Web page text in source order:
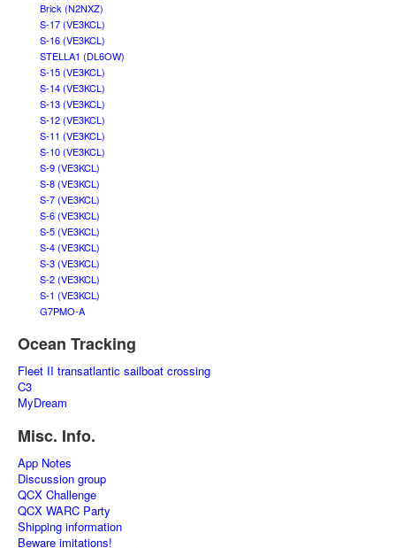
Brick (N2NXZ)
S-17 (VE3KCL)
S-16 (VE3KCL)
STELLA1 (DL6OW)
S-15 (VE3KCL)
S-14 (VE3KCL)
S-13 (VE3KCL)
S-12 (VE3KCL)
S-11 (VE3KCL)
S-10 (VE3KCL)
S-9 (VE3KCL)
S-8 (VE3KCL)
S-7 (VE3KCL)
S-6 (VE3KCL)
S-5 (VE3KCL)
S-4 (VE3KCL)
S-3 (VE3KCL)
S-2 (VE3KCL)
S-1 (VE3KCL)
G7PMO-A
Ocean Tracking
Fleet II transatlantic sailboat crossing
C3
MyDream
Misc. Info.
App Notes
Discussion group
QCX Challenge
QCX WARC Party
Shipping information
Beware imitations!